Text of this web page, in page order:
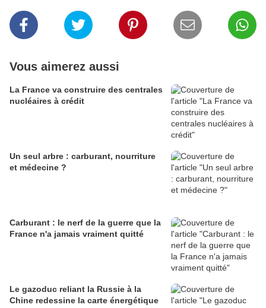
Vous aimerez aussi
La France va construire des centrales
nucléaires à crédit
Un seul arbre : carburant, nourriture
et médecine ?
Carburant : le nerf de la guerre que la
France n'a jamais vraiment quitté
Le gazoduc reliant la Russie à la
Chine redessine la carte énergétique